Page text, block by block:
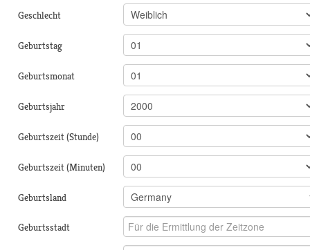
Geschlecht
Geburtstag
Geburtsmonat
Geburtsjahr
Geburtszeit (Stunde)
Geburtszeit (Minuten)
Geburtsland
Geburtsstadt